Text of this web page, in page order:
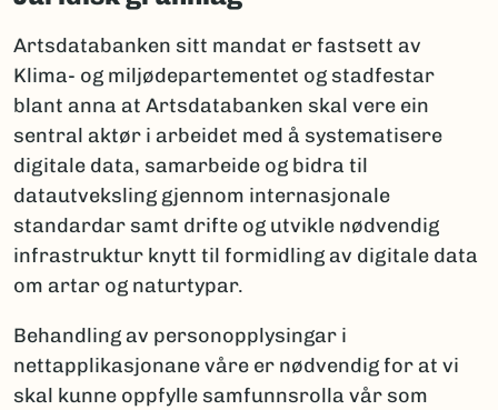
Artsdatabanken sitt mandat er fastsett av
Klima- og miljødepartementet og stadfestar
blant anna at Artsdatabanken skal vere ein
sentral aktør i arbeidet med å systematisere
digitale data, samarbeide og bidra til
datautveksling gjennom internasjonale
standardar samt drifte og utvikle nødvendig
infrastruktur knytt til formidling av digitale data
om artar og naturtypar.
Behandling av personopplysingar i
nettapplikasjonane våre er nødvendig for at vi
skal kunne oppfylle samfunnsrolla vår som